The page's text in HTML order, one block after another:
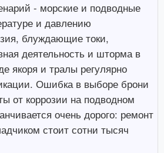
- морские и подводные
и давлению
блуждающие токи,
деятельность и шторма в
якоря и тралы регулярно
Ошибка в выборе брони
от коррозии на подводном
очень дорого: ремонт
стоит сотни тысяч